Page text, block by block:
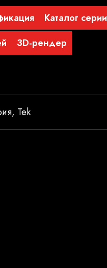
Каталог серии
3D-рендер
, Tek